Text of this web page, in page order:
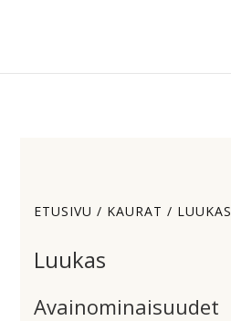
ETUSIVU / KAURAT / LUUKAS
Luukas
Avainominaisuudet